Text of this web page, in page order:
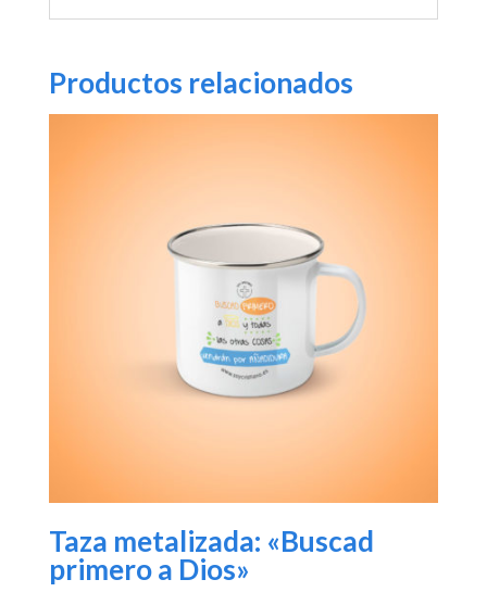
Productos relacionados
Taza metalizada: «Buscad
primero a Dios»